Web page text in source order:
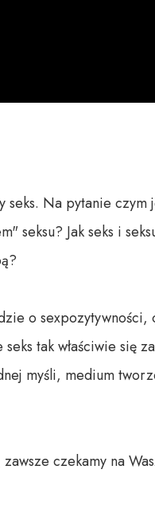
Na pytanie czym
seksu? Jak seks i
o
tak właściwie się
myśli, medium
czekamy na